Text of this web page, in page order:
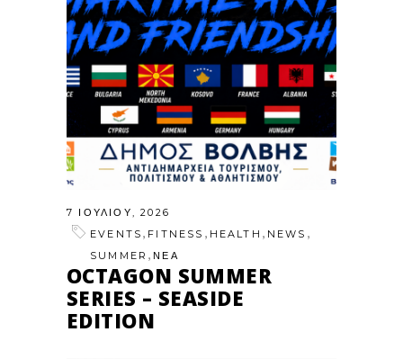
7 ΙΟΥΛΊΟΥ, 2026
EVENTS , FITNESS , HEALTH , NEWS ,
SUMMER ,ΝΕΑ
OCTAGON SUMMER
SERIES – SEASIDE
EDITION